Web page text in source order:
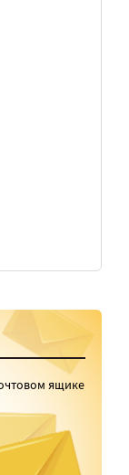
ящике